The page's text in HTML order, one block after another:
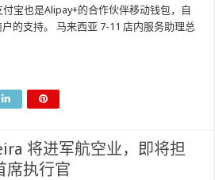
宝也是Alipay+的合作伙伴移动钱包，自
的支持。 马来西亚 7-11 店内服务助理总
将进军航空业，即将担
席执行官